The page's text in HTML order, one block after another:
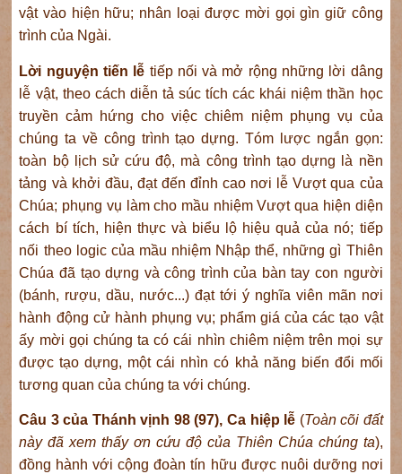
vật vào hiện hữu; nhân loại được mời gọi gìn giữ công
trình của Ngài.
Lời nguyện tiến lễ tiếp nối và mở rộng những lời dâng
lễ vật, theo cách diễn tả súc tích các khái niệm thần học
truyền cảm hứng cho việc chiêm niệm phụng vụ của
chúng ta về công trình tạo dựng. Tóm lược ngắn gọn:
toàn bộ lịch sử cứu độ, mà công trình tạo dựng là nền
tảng và khởi đầu, đạt đến đỉnh cao nơi lễ Vượt qua của
Chúa; phụng vụ làm cho mầu nhiệm Vượt qua hiện diện
cách bí tích, hiện thực và biểu lộ hiệu quả của nó; tiếp
nối theo logic của mầu nhiệm Nhập thể, những gì Thiên
Chúa đã tạo dựng và công trình của bàn tay con người
(bánh, rượu, dầu, nước...) đạt tới ý nghĩa viên mãn nơi
hành động cử hành phụng vụ; phẩm giá của các tạo vật
ấy mời gọi chúng ta có cái nhìn chiêm niệm trên mọi sự
được tạo dựng, một cái nhìn có khả năng biến đổi mối
tương quan của chúng ta với chúng.
Câu 3 của Thánh vịnh 98 (97), Ca hiệp lễ (Toàn cõi đất
này đã xem thấy ơn cứu độ của Thiên Chúa chúng ta),
đồng hành với cộng đoàn tín hữu được nuôi dưỡng nơi